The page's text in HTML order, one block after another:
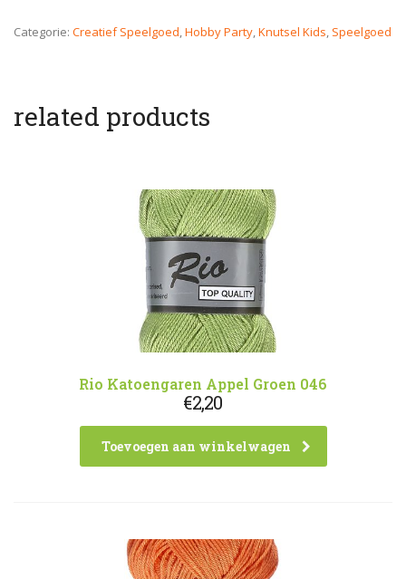
Categorie: Creatief Speelgoed,Hobby Party,Knutsel Kids, Speelgoed
related products
Rio Katoengaren Appel Groen 046
€2,20
Toevoegen aan winkelwagen